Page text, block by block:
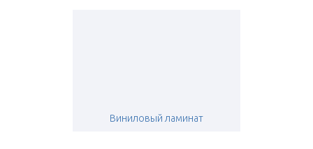
Виниловый ламинат